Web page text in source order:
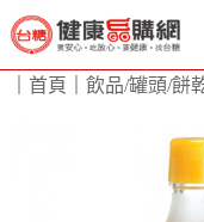
首頁 飲品/罐頭/餅